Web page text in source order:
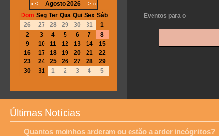
Eventos para o
« < Agosto 2026 > »
Dom Seg Ter Qua Qui Sex Sáb
26
27 28 29 30 31
1
2
3 4 5 6 7
8
9
10 11 12 13 14
15
16
17 18 19 20 21
22
23
24 25 26 27 28
29
30
31 1 2 3 4 5
Últimas Notícias
Quantos moinhos arderam ou estão a arder incógnitos?